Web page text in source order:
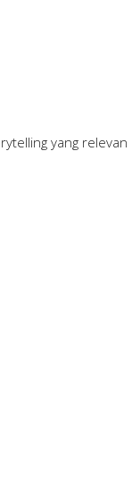
yang relevan